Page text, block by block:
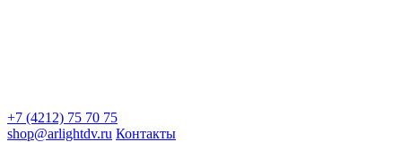
+7 (4212) 75 70 75
shop@arlightdv.ru Контакты